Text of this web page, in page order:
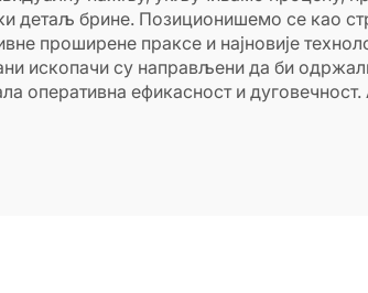
детаљ брине. Позиционишемо се као
проширене праксе и најновије
ископачи су направљени да би
оперативна ефикасност и